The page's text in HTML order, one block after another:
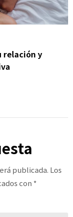
relación y
publicada. Los
con *